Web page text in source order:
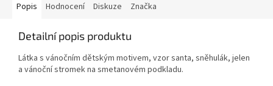
Popis Hodnocení Diskuze Značka
Detailní popis produktu
Látka s vánočním dětským motivem, vzor santa, sněhulák, jelen
a vánoční stromek na smetanovém podkladu.